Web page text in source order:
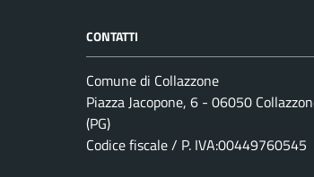
CONTATTI
Comune di Collazzone
Piazza Jacopone, 6 - 06050
(PG)
Codice fiscale / P. IVA:00449760545